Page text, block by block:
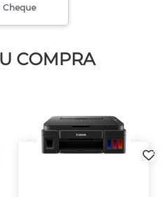
Cheque
COMPRA